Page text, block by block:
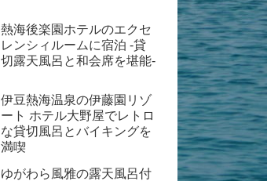
熱海後楽園ホテルのエクセ
レンシィルームに宿泊 -貸
切露天風呂と和会席を堪能-
伊豆熱海温泉の伊藤園リゾ
ート ホテル大野屋でレトロ
な貸切風呂とバイキングを
満喫
ゆがわら風雅の露天風呂付